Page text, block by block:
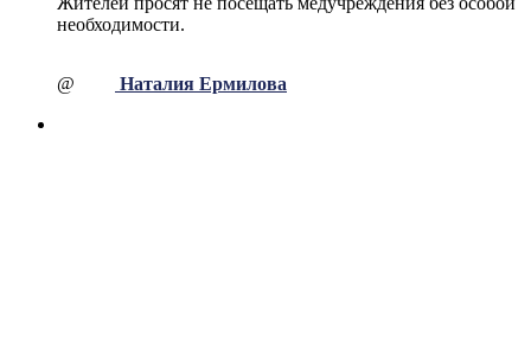
необходимости.
@ Наталия Ермилова